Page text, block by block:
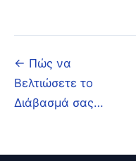
← Πώς να
Βελτιώσετε το
Διάβασμά σας…